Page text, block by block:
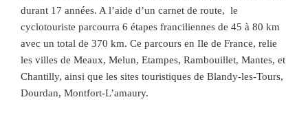
durant 17 années. A l’aide d’un carnet de route, le
cyclotouriste parcourra 6 étapes franciliennes de 45 à 80 km
avec un total de 370 km. Ce parcours en Ile de France, relie
les villes de Meaux, Melun, Etampes, Rambouillet, Mantes, et
Chantilly, ainsi que les sites touristiques de Blandy-les-Tours,
Dourdan, Montfort-L’amaury.